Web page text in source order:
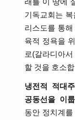
래를 이 땅에
기독교회는
리스도를 통
육적 정욕을
로(갈라디아
할 것을 호소
냉전적 적대
공동선을 이
동안 정치계